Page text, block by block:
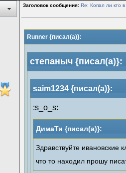
Заголовок сообщения: Re: Копал ли кто
Runner {писал(а)}:
степаныч {писал(а)}:
saim1234 {писал(а)}:
:s_o_s:
ДимаТи {писал(а)}:
Здравствуйте ивановские
что то находил прошу